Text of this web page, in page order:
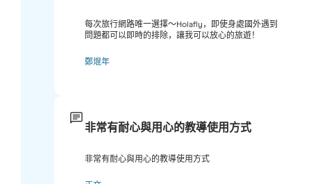
每次旅行網路唯一選擇～Holafly，即使身處國外遇到
問題都可以即時的排除，讓我可以放心的旅遊！
鄭焜年
非常有耐心與用心的教導使用方式
非常有耐心與用心的教導使用方式